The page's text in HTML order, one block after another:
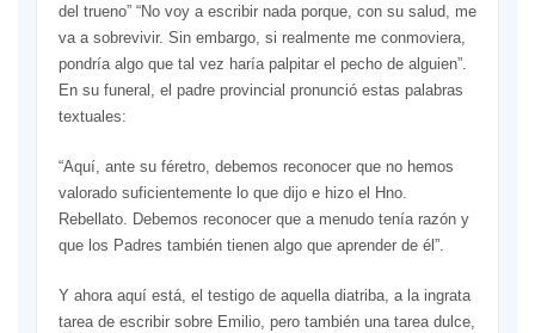
del trueno” “No voy a escribir nada porque, con su salud, me
va a sobrevivir. Sin embargo, si realmente me conmoviera,
pondría algo que tal vez haría palpitar el pecho de alguien”.
En su funeral, el padre provincial pronunció estas palabras
textuales:
“Aquí, ante su féretro, debemos reconocer que no hemos
valorado suficientemente lo que dijo e hizo el Hno.
Rebellato. Debemos reconocer que a menudo tenía razón y
que los Padres también tienen algo que aprender de él”.
Y ahora aquí está, el testigo de aquella diatriba, a la ingrata
tarea de escribir sobre Emilio, pero también una tarea dulce,